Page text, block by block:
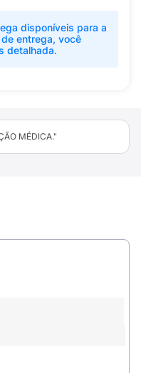
disponíveis para a
entrega, você
detalhada.
MÉDICA."